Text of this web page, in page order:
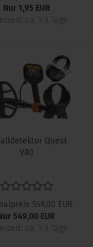
Nur 1,95 EUR
Quest
V80
549,00 EUR
549,00 EUR